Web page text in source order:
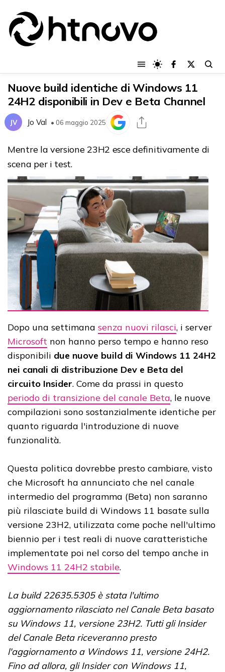
Nuove build identiche di Windows 11
24H2 disponibili in Dev e Beta Channel
JV Jo Val • 06 maggio 2025
Mentre la versione 23H2 esce definitivamente di
scena per i test.
Dopo una settimana senza nuovi rilasci, i server
Microsoft non hanno perso tempo e hanno reso
disponibili due nuove build di Windows 11 24H2
nei canali di distribuzione Dev e Beta del
circuito Insider. Come da prassi in questo
periodo di transizione del canale Beta, le nuove
compilazioni sono sostanzialmente identiche per
quanto riguarda l'introduzione di nuove
funzionalità.
Questa politica dovrebbe presto cambiare, visto
che Microsoft ha annunciato che nel canale
intermedio del programma (Beta) non saranno
più rilasciate build di Windows 11 basate sulla
versione 23H2, utilizzata come poche nell'ultimo
biennio per i test reali di nuove caratteristiche
implementate poi nel corso del tempo anche in
Windows 11 24H2 stabile.
La build 22635.5305 è stata l'ultimo
aggiornamento rilasciato nel Canale Beta basato
su Windows 11, versione 23H2. Tutti gli Insider
del Canale Beta riceveranno presto
l'aggiornamento a Windows 11, versione 24H2.
Fino ad allora, gli Insider con Windows 11,